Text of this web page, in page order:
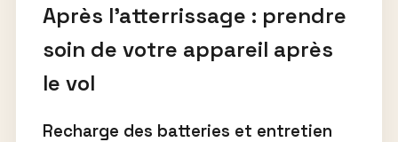
Après l’atterrissage : prendre
soin de votre appareil après
le vol
Recharge des batteries et entretien